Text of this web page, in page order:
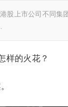
股上市公司不同集
样的火花？